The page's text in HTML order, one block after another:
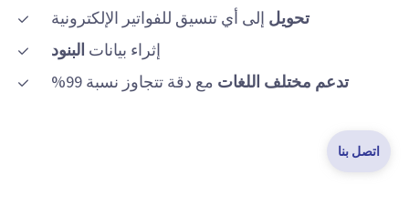
تحويلإلى أي تنسيق للفواتير الإلكترونية
إثراء بياناتالبنود
تدعم مختلف اللغاتمع دقة تتجاوز نسبة 99%
اتصل بنا